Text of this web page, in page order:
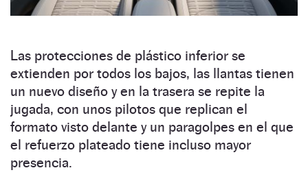
Las protecciones de plástico inferior se
extienden por todos los bajos, las llantas tienen
un nuevo diseño y en la trasera se repite la
jugada, con unos pilotos que replican el
formato visto delante y un paragolpes en el que
el refuerzo plateado tiene incluso mayor
presencia.